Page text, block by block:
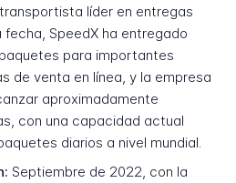
líder en entregas
fecha, SpeedX ha entregado
para importantes
de venta en línea, y la empresa
aproximadamente
con una capacidad actual
diarios a nivel mundial.
Septiembre de 2022, con la